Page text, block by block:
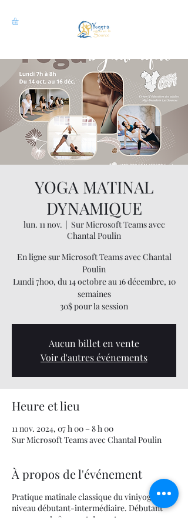
YOGA MATINAL
DYNAMIQUE
lun. 11 nov.
  |
Sur Microsoft Teams avec
Chantal Poulin
En ligne sur Microsoft Teams avec Chantal
Poulin
Lundi 7h00, du 14 octobre au 16 décembre, 10
semaines
30$ pour la session
Aucun billet en vente
Voir d'autres événements
Heure et lieu
11 nov. 2024, 07 h 00 – 8 h 00
Sur Microsoft Teams avec Chantal Poulin
À propos de l'événement
Pratique matinale classique du viniyoga de
niveau débutant-intermédiaire. Débutant
par un enchaînement de postures